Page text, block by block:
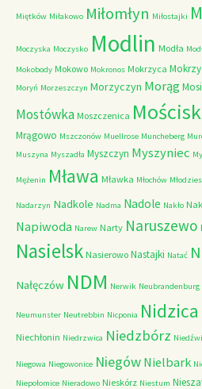
Miętków Miłakowo Miłomłyn Miłostajki
Moczyska Moczysko Modlin Modła
Mokobody Mokowo Mokronos Mokrzyca
Moryń Morzeszczyn Morzyczyn Morąg
Mostówka Moszczenica
Mrągowo Mszczonów Muellrose Muncheberg
Muszyna Myszadła Myszczyn Myszyniec
Mężenin Mława Mławka Młochów
Nadarzyn Nadkole Nadma Nadole Nakło
Napiwoda Narew Narty Naruszewo
Nasielsk Nasierowo Nastajki Natać
Nałęczów NDM Nerwik Neubrandenburg
Neumunster Neutrebbin Nicponia Nidzica
Niechłonin Niedrzwica Niedzbórz
Niegowa Niegowonice Niegów Nielbark
Niepołomice Nieradowo Nieskórz Niestum